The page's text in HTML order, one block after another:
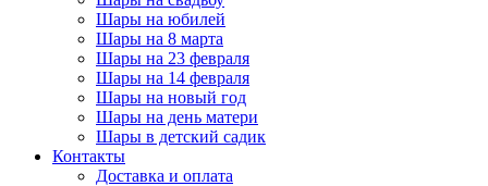
Шары на юбилей
Шары на 8 марта
Шары на 23 февраля
Шары на 14 февраля
Шары на новый год
Шары на день матери
Шары в детский садик
Контакты
Доставка и оплата